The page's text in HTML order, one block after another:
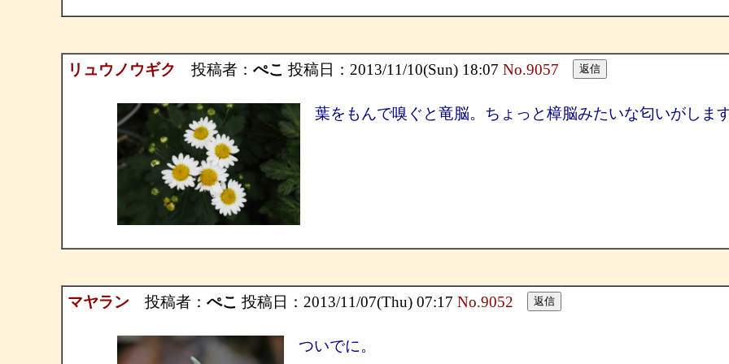
リュウノウギク 投稿者： ぺこ 投稿日：2013/11/10(Sun) 18:07 No.9057
葉をもんで嗅ぐと竜脳。ちょっと樟脳みたいな匂いがしま
マヤラン 投稿者： ぺこ 投稿日：2013/11/07(Thu) 07:17 No.9052
ついでに。